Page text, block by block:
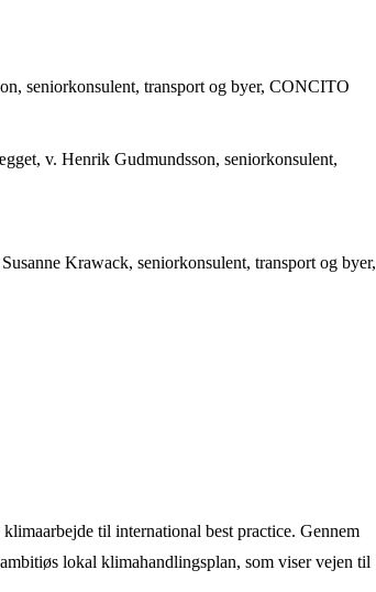
seniorkonsulent, transport og byer, CONCITO
v. Henrik Gudmundsson, seniorkonsulent,
Krawack, seniorkonsulent, transport og byer,
til international best practice. Gennem
lokal klimahandlingsplan, som viser vejen til